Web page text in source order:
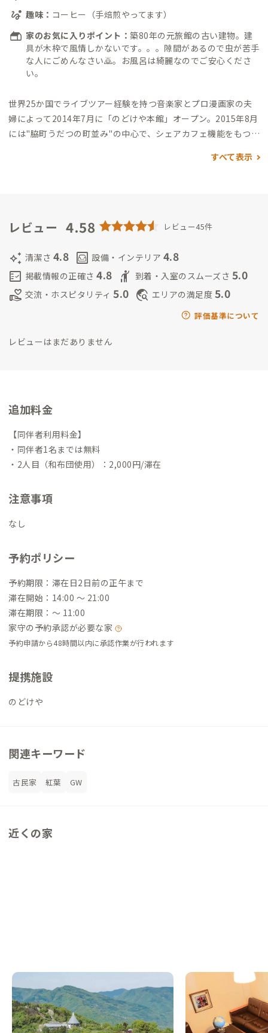
趣味： コーヒー（手焙煎やってます）
家のお気に入りポイント： 築80年の元旅館の古い建物。建
具が木枠で風情しかないです。。。隙間があるので虫が苦手
な人にごめんなさい🙇。お風呂は綺麗なのでご安心くださ
い。
世界25か国でライブツアー経験を持つ音楽家とプロ漫画家の夫
婦によって2014年7月に「のどけや本館」オープン。 2015年8月
には"脇町うだつの町並み"の中心で、シェアカフェ機能をもつ2
ストたちと、町並みの歴史が織りなす独特な空気感が、旅人にと
日常的に生まれる空間です。●のどけやの魅力ポイント
トが織りなす多文化交流。異なるバックグラウンドを持つ人々
と、自然体で会話が弾む心地よさがここにはあります。
とアートが溶け込む日常オーナー夫婦のバックグラウンドを
活かした環境。滞在中に様々なアートに触れる機会があります。
のどけや本館には、心身を深く癒す
に包まれながらじっくりと温まり、整う贅沢な時間を実施タイミ
ドとした体験型拠点。地元の祭りや食文化、アートイベントへ
の参加を通して、深く地域に溶け込む旅が可能です。
ない温かさと、自由な空間
どこか懐かしく、でも新しい、そんな居心地の良さが広がって
います。ゲスト同士の交流も自然に生まれる設計で、まるで「も
で、8歳9歳11歳の男児3人が居ます。お子さま連れのゲストにも
ご好評いただいていますので、お気軽にお越しください。※客室
は共有リビングから離れていますので、プライベートは確保され
すべて表示
レビュー 4.58 レビュー45件
auto_awesome 清潔さ 4.8 living 設備・インテリア 4.8
fact_check 掲載情報の正確さ 4.8 hail 到着・入室のスムーズさ 5.0
volunteer_activism 交流・ホスピタリティ 5.0 travel_explore エリアの満足度 5.0
評価基準について
レビューはまだありません
追加料金
【同伴者利用料金】
・同伴者1名までは無料
・2人目（和布団使用）：2,000円/滞在
注意事項
なし
予約ポリシー
予約期限：滞在日2日前の正午まで
滞在開始：14:00 〜 21:00
滞在期限：〜 11:00
家守の予約承認が必要な家
予約申請から48時間以内に承認作業が行われます
提携施設
のどけや
関連キーワード
古民家 紅葉 GW
近くの家
美馬D邸
徳島県 ホテル/旅館
【まるっと貸切専用】空と山並みに包まれる
天空の丘で静けさに浸る暮らし
高松A邸
香川県
【駅徒歩20分】田園
先鋭的な家